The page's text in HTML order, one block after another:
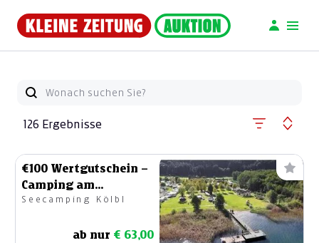
126 Ergebnisse
€100 Wertgutschein –
Camping am
Ossiacher See
Seecamping Kölbl
ab nur € 63,00